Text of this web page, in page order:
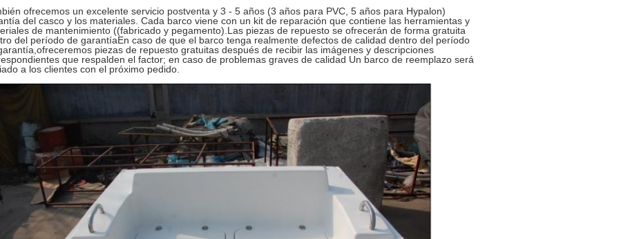
ofrecemos un excelente servicio postventa y 3 - 5 años (3 años para PVC, 5 años para Hypalon)
del casco y los materiales. Cada barco viene con un kit de reparación que contiene las herramientas y
de mantenimiento ((fabricado y pegamento).Las piezas de repuesto se ofrecerán de forma gratuita
del período de garantíaEn caso de que el barco tenga realmente defectos de calidad dentro del período
piezas de repuesto gratuitas después de recibir las imágenes y descripciones
que respalden el factor; en caso de problemas graves de calidad Un barco de reemplazo será
a los clientes con el próximo pedido.